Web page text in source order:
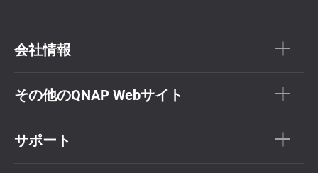
会社情報
その他のQNAP Webサイト
サポート